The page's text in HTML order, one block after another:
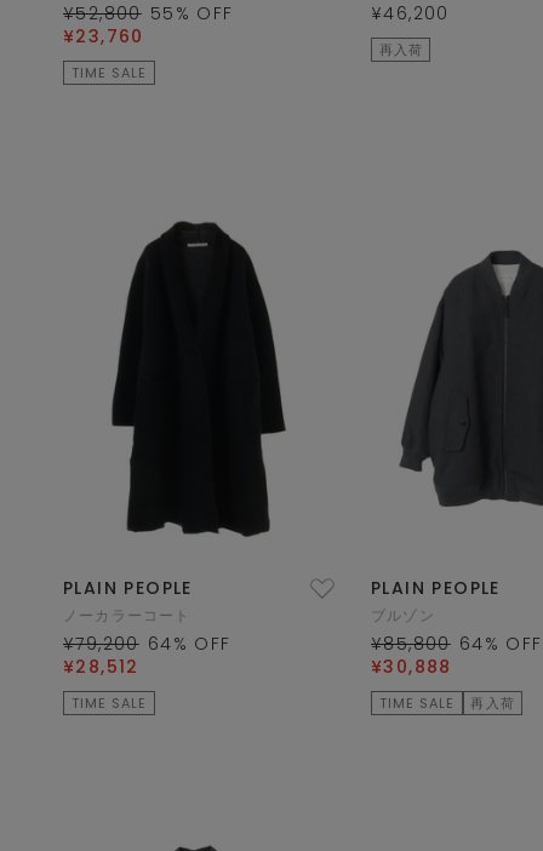
¥52,800 55 % OFF
¥23,760
TIME SALE
¥46,200
再入荷
PLAIN PEOPLE
ノーカラーコート
¥79,200 64% OFF
¥28,512
TIME SALE
PLAIN PEOPLE
ブルゾン
¥85,800 64% OFF
¥30,888
TIME SALE 再入荷